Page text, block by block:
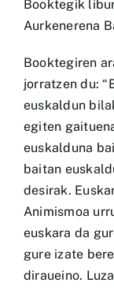
Booktegik
Aurkenerena
Booktegiren
jorratzen du:
euskaldun
egiten
euskalduna
baitan
desirak.
Animismoa
euskara da
gure izate
diraueino.